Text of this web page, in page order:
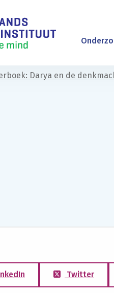
Darya en de
Twitter